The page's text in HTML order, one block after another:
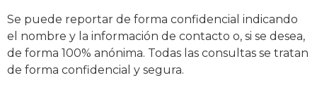
Se puede reportar de forma confidencial indicando
el nombre y la información de contacto o, si se desea,
de forma 100% anónima. Todas las consultas se tratan
de forma confidencial y segura.